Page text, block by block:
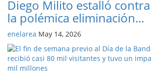
Diego Milito estalló contra
la polémica eliminación...
enelarea May 14, 2026